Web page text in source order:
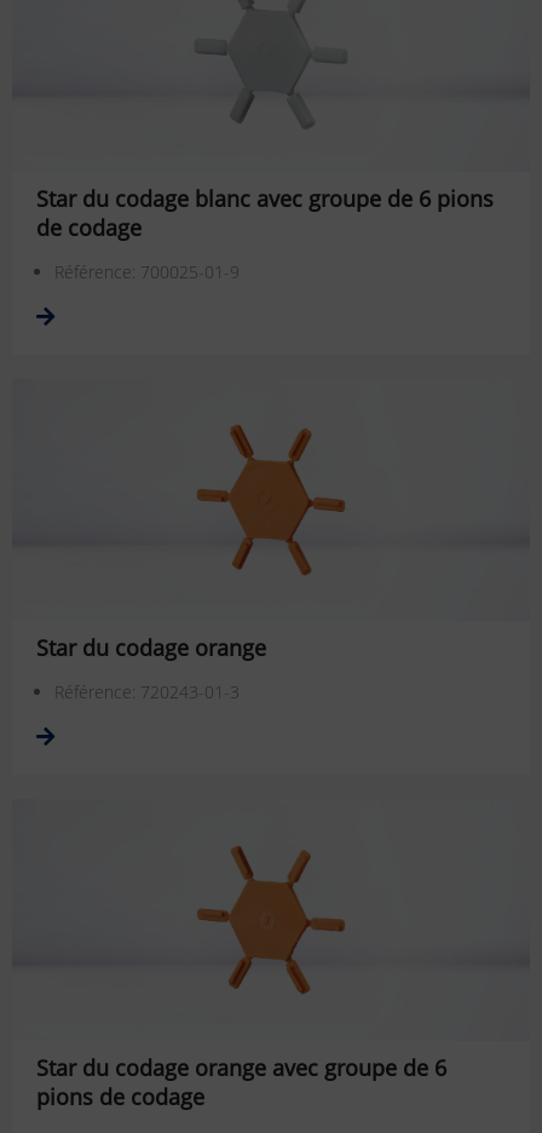
Star du codage blanc avec groupe de 6 pions
de codage
Référence: 700025-01-9
Star du codage orange
Référence: 720243-01-3
Star du codage orange avec groupe de 6
pions de codage